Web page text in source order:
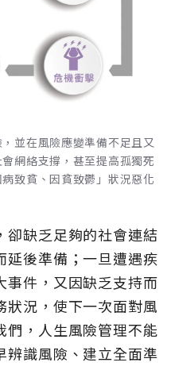
並在風險應變準備不足且又
網絡支撐，甚至提高孤獨死
致貧、因貧致鬱」狀況惡化
卻缺乏足夠的社會連結
延後準備；一旦遭遇疾
事件，又因缺乏支持而
狀況，使下一次面對風
們，人生風險管理不能
辨識風險、建立全面準